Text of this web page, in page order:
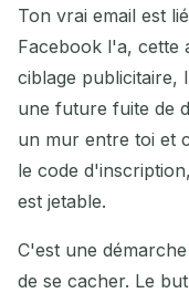
Copier
Supprimer la
Ton vrai email est
Facebook l'a, cette
ciblage publicitaire,
une future fuite de
un mur entre toi et
le code
est jetable.
C'est une
de se cacher. Le